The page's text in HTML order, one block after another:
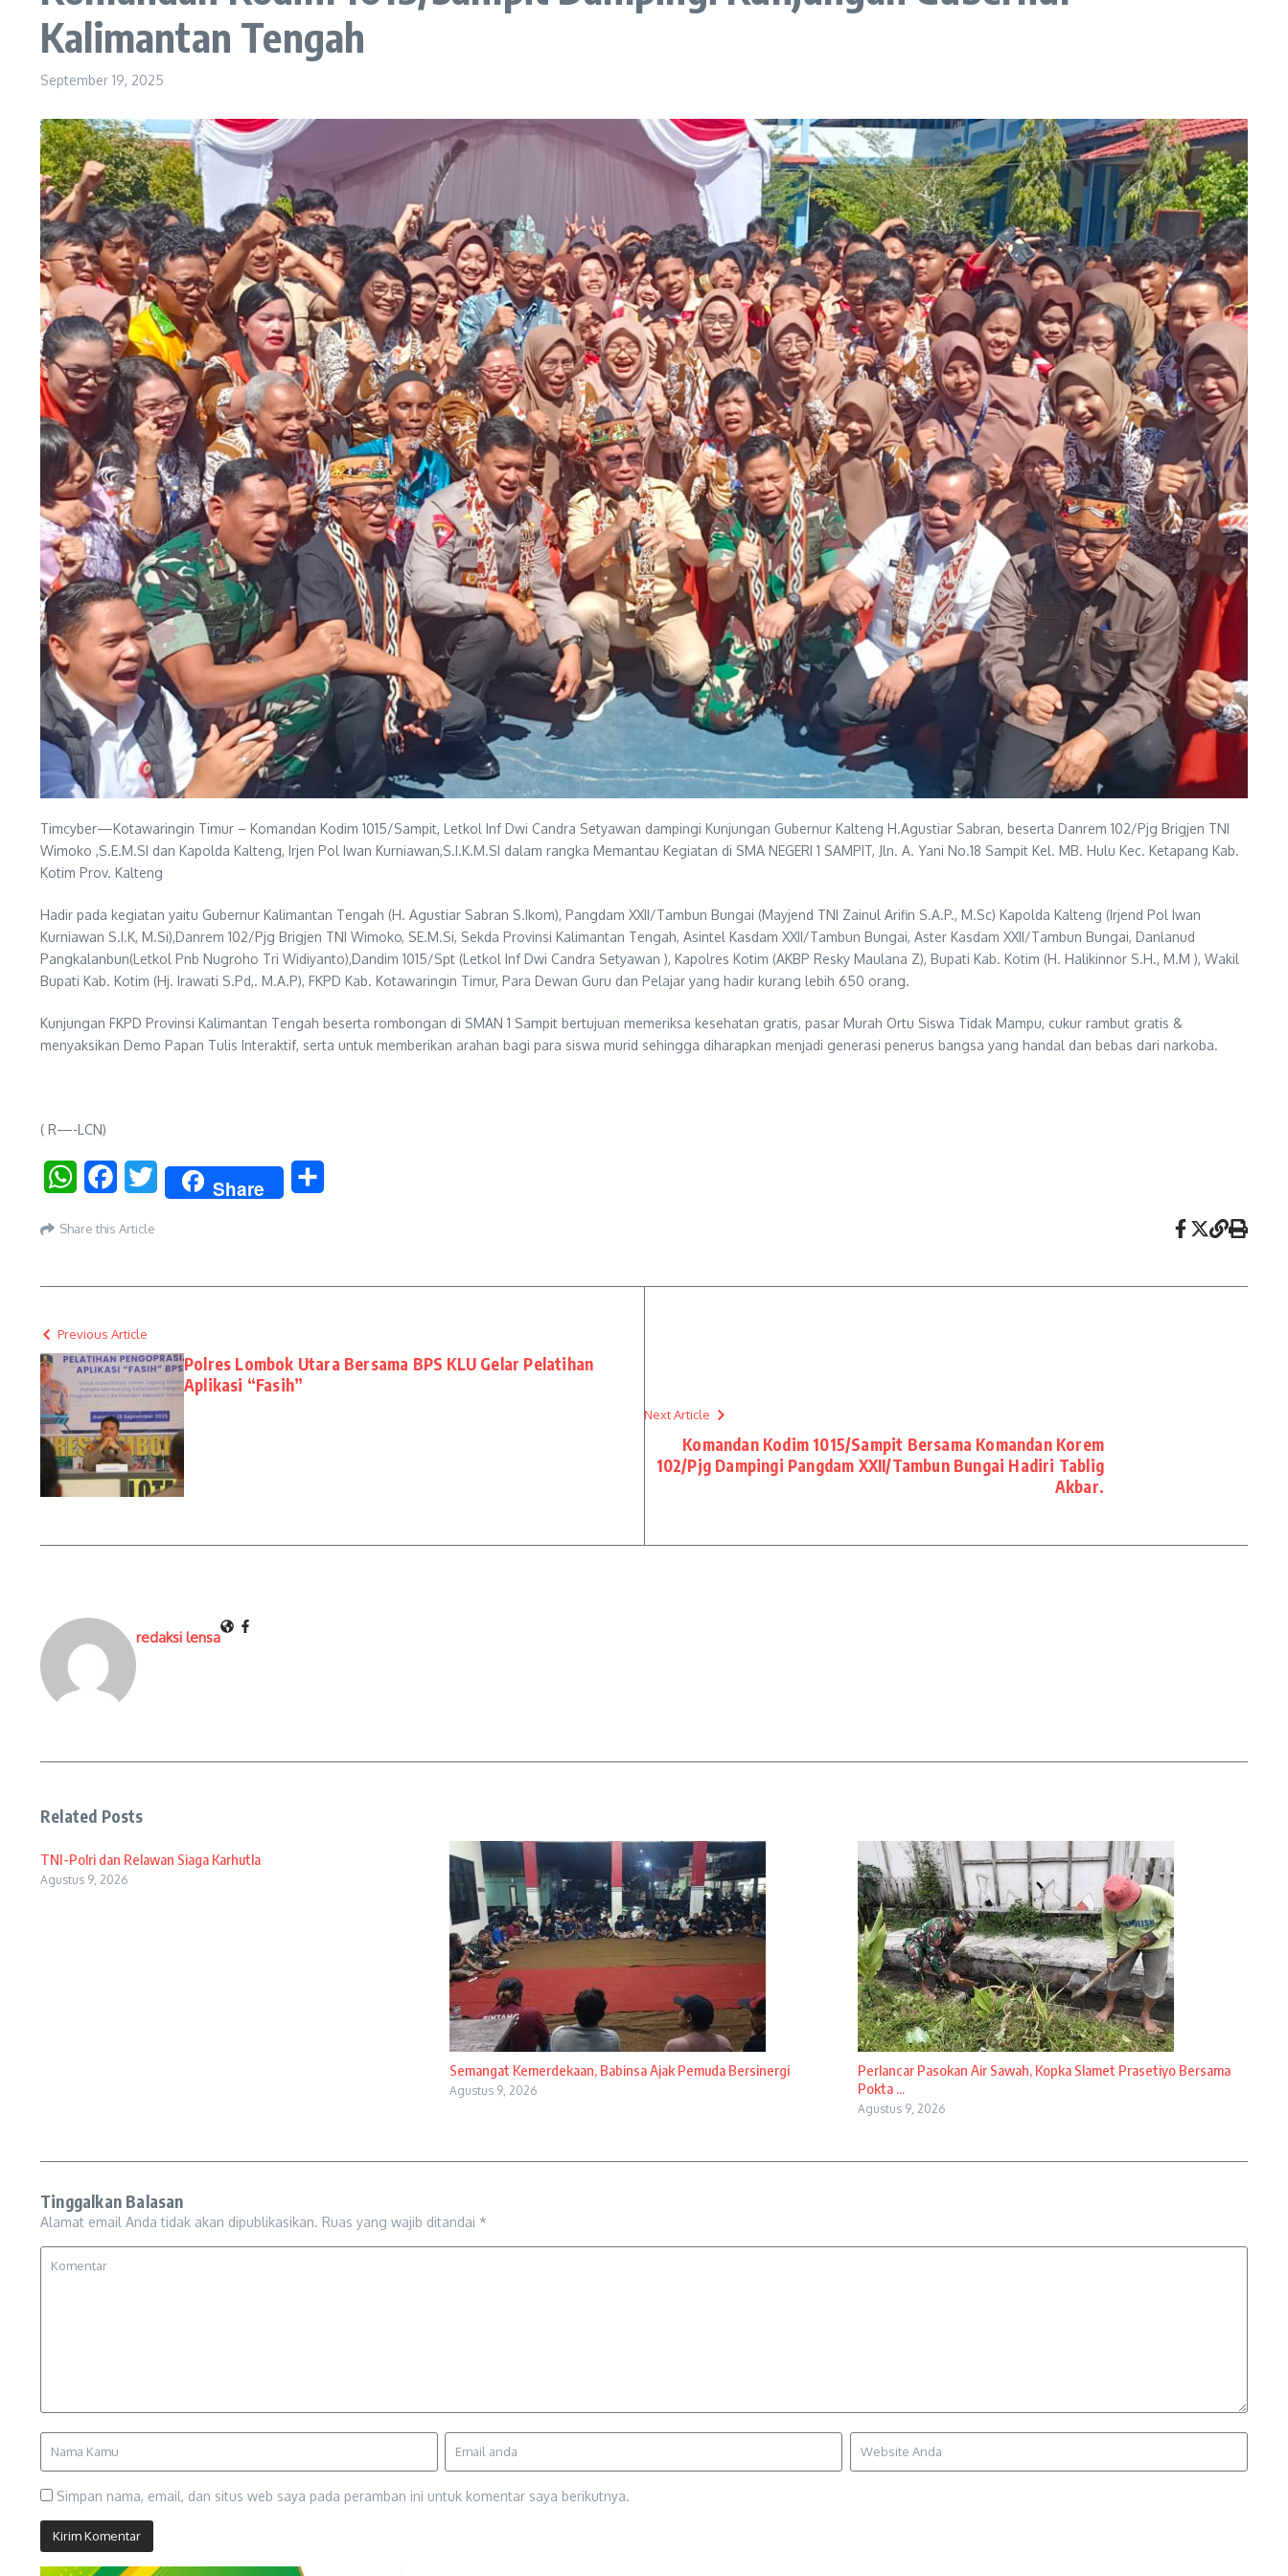
Kalimantan Tengah
September 19, 2025
Timcyber—Kotawaringin Timur – Komandan Kodim 1015/Sampit, Letkol Inf Dwi Candra Setyawan dampingi Kunjungan Gubernur Kalteng H.Agustiar Sabran, beserta Danrem 102/Pjg Brigjen TNI
Wimoko ,S.E.M.SI dan Kapolda Kalteng, Irjen Pol Iwan Kurniawan,S.I.K.M.SI dalam rangka Memantau Kegiatan di SMA NEGERI 1 SAMPIT, Jln. A. Yani No.18 Sampit Kel. MB. Hulu Kec. Ketapang Kab.
Kotim Prov. Kalteng
Hadir pada kegiatan yaitu Gubernur Kalimantan Tengah (H. Agustiar Sabran S.Ikom), Pangdam XXII/Tambun Bungai (Mayjend TNI Zainul Arifin S.A.P., M.Sc) Kapolda Kalteng (Irjend Pol Iwan
Kurniawan S.I.K, M.Si),Danrem 102/Pjg Brigjen TNI Wimoko, SE.M.Si, Sekda Provinsi Kalimantan Tengah, Asintel Kasdam XXII/Tambun Bungai, Aster Kasdam XXII/Tambun Bungai, Danlanud
Pangkalanbun(Letkol Pnb Nugroho Tri Widiyanto),Dandim 1015/Spt (Letkol Inf Dwi Candra Setyawan ), Kapolres Kotim (AKBP Resky Maulana Z), Bupati Kab. Kotim (H. Halikinnor S.H., M.M ), Wakil
Bupati Kab. Kotim (Hj. Irawati S.Pd,. M.A.P), FKPD Kab. Kotawaringin Timur, Para Dewan Guru dan Pelajar yang hadir kurang lebih 650 orang.
Kunjungan FKPD Provinsi Kalimantan Tengah beserta rombongan di SMAN 1 Sampit bertujuan memeriksa kesehatan gratis, pasar Murah Ortu Siswa Tidak Mampu, cukur rambut gratis &
menyaksikan Demo Papan Tulis Interaktif, serta untuk memberikan arahan bagi para siswa murid sehingga diharapkan menjadi generasi penerus bangsa yang handal dan bebas dari narkoba.
( R—-LCN)
WhatsAppFacebookTwitter Share
Share this Article
Previous Article
Polres Lombok Utara Bersama BPS KLU Gelar Pelatihan
Aplikasi “Fasih”
Next Article
Komandan Kodim 1015/Sampit Bersama Komandan Korem
102/Pjg Dampingi Pangdam XXII/Tambun Bungai Hadiri Tablig
Akbar.
redaksi lensa
Related Posts
TNI-Polri dan Relawan Siaga Karhutla
Agustus 9, 2026
Semangat Kemerdekaan, Babinsa Ajak Pemuda Bersinergi
Agustus 9, 2026
Perlancar Pasokan Air Sawah, Kopka Slamet Prasetiyo Bersama
Pokta ...
Agustus 9, 2026
Tinggalkan Balasan
Alamat email Anda tidak akan dipublikasikan. Ruas yang wajib ditandai *
Simpan nama, email, dan situs web saya pada peramban ini untuk komentar saya berikutnya.